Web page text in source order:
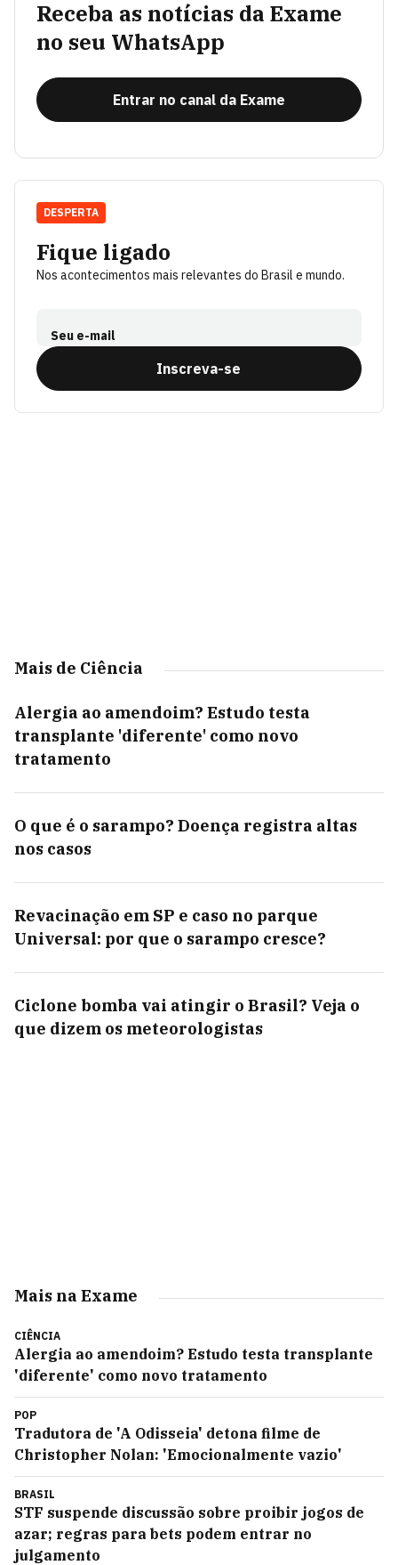
Receba as notícias da Exame
no seu WhatsApp
Entrar no canal da Exame
Fique ligado
Nos acontecimentos mais relevantes do Brasil e mundo.
Seu e-mail
Inscreva-se
DESPERTA
Mais de Ciência
Alergia ao amendoim? Estudo testa
transplante 'diferente' como novo
tratamento
O que é o sarampo? Doença registra altas
nos casos
Revacinação em SP e caso no parque
Universal: por que o sarampo cresce?
Ciclone bomba vai atingir o Brasil? Veja o
que dizem os meteorologistas
Mais na Exame
CIÊNCIA
Alergia ao amendoim? Estudo testa transplante
'diferente' como novo tratamento
POP
Tradutora de 'A Odisseia' detona filme de
Christopher Nolan: 'Emocionalmente vazio'
BRASIL
STF suspende discussão sobre proibir jogos de
azar; regras para bets podem entrar no
julgamento